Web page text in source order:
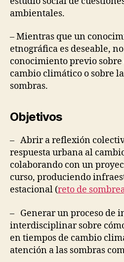
ambientales.
– Mientras que un
etnográfica es deseable,
conocimiento previo
cambio climático o sobre
sombras.
Objetivos
– Abrir a reflexión
respuesta urbana al
colaborando con un
curso, produciendo
estacional (reto de
– Generar un proceso de
interdisciplinar sobre
en tiempos de cambio
atención a las sombras